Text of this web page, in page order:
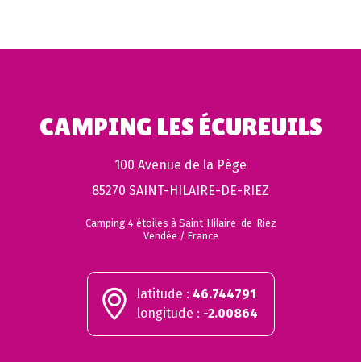
CAMPING LES ÉCUREUILS
100 Avenue de la Pège
85270 SAINT-HILAIRE-DE-RIEZ
Camping 4 étoiles à Saint-Hilaire-de-Riez
Vendée / France
latitude : 46.744791
longitude : -2.00864